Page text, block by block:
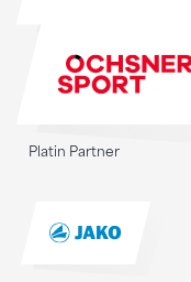
Platin Partner